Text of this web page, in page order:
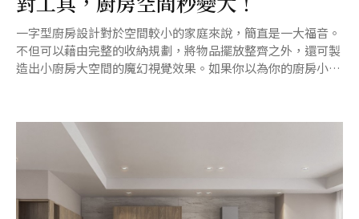
一字型廚房設計對於空間較小的家庭來說，簡直是一大福音。
不但可以藉由完整的收納規劃，將物品擺放整齊之外，還可製
造出小廚房大空間的魔幻視覺效果。如果你以為你的廚房小物